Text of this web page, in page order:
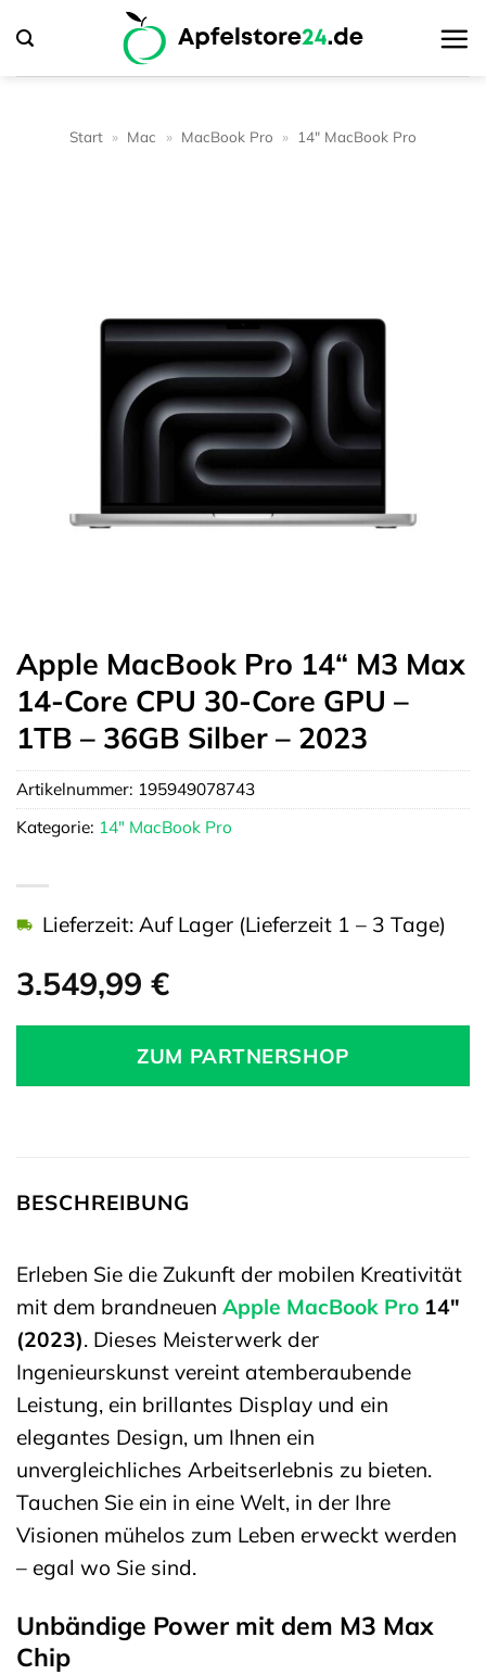
Inhalt
springen
Start » Mac » MacBook Pro » 14" MacBook Pro
Apple MacBook Pro 14“ M3 Max
14-Core CPU 30-Core GPU –
1TB – 36GB Silber – 2023
3.549,99 €
Lieferzeit: Auf Lager (Lieferzeit 1 – 3 Tage)
ZUM PARTNERSHOP
Artikelnummer: 195949078743
Kategorie: 14" MacBook Pro
BESCHREIBUNG
Erleben Sie die Zukunft der mobilen Kreativität
mit dem brandneuen Apple MacBook Pro 14″
(2023). Dieses Meisterwerk der
Ingenieurskunst vereint atemberaubende
Leistung, ein brillantes Display und ein
elegantes Design, um Ihnen ein
unvergleichliches Arbeitserlebnis zu bieten.
Tauchen Sie ein in eine Welt, in der Ihre
Visionen mühelos zum Leben erweckt werden
– egal wo Sie sind.
Unbändige Power mit dem M3 Max
Chip